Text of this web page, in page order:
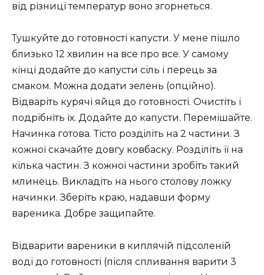
від різниці температур воно згорнеться.
Тушкуйте до готовності капусти. У мене пішло
близько 12 хвилин на все про все. У самому
кінці додайте до капусти сіль і перець за
смаком. Можна додати зелень (опційно).
Відваріть курячі яйця до готовності. Очистіть і
подрібніть їх. Додайте до капусти. Перемішайте.
Начинка готова. Тісто розділіть на 2 частини. З
кожної скачайте довгу ковбаску. Розділіть її на
кілька частин. З кожної частини зробіть такий
млинець. Викладіть на нього столову ложку
начинки. Зберіть краю, надавши форму
вареника. Добре защипайте.
Відварити вареники в киплячій підсоленій
воді до готовності (після спливання варити 3